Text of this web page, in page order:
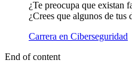
¿Te preocupa que existan
¿Crees que algunos de tus
Carrera en Ciberseguridad
End of content